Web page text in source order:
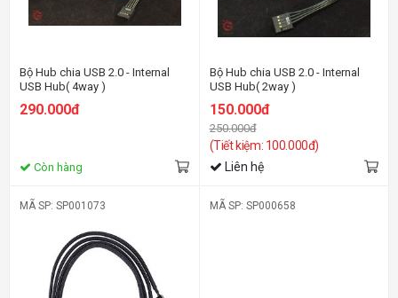
Bộ Hub chia USB 2.0 - Internal
USB Hub( 4way )
290.000đ
Còn hàng
Bộ Hub chia USB 2.0 - Internal
USB Hub( 2way )
150.000đ
250.000đ
(Tiết kiệm: 100.000đ)
Liên hệ
MÃ SP: SP001073 MÃ SP: SP000658